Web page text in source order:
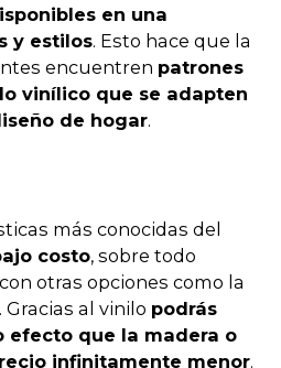
en una
y estilos. Esto hace que la
encuentren patrones
vinílico que se adapten
de hogar.
más conocidas del
costo, sobre todo
otras opciones como la
al vinilo podrás
efecto que la madera o
infinitamente menor.